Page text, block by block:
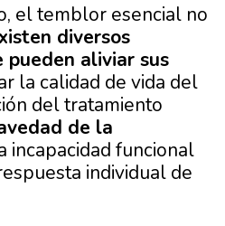
el temblor esencial no
diversos
aliviar sus
la calidad de vida del
del tratamiento
de la
incapacidad funcional
individual de